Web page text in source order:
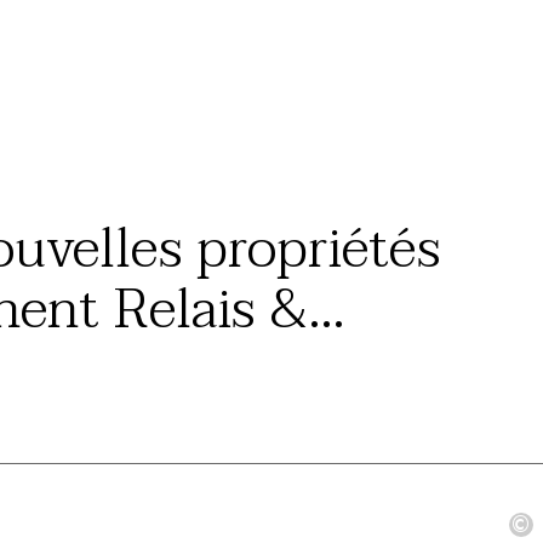
propriétés
Relais &
©